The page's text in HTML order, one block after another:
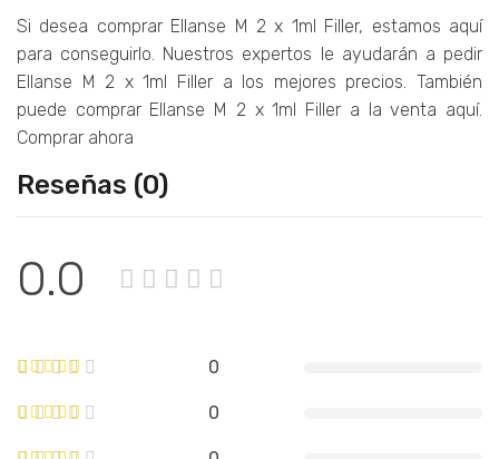
Si desea comprar Ellanse M 2 x 1ml Filler, estamos aquí
para conseguirlo. Nuestros expertos le ayudarán a pedir
Ellanse M 2 x 1ml Filler a los mejores precios. También
puede comprar Ellanse M 2 x 1ml Filler a la venta aquí.
Comprar ahora
Reseñas (0)
0.0
0
0